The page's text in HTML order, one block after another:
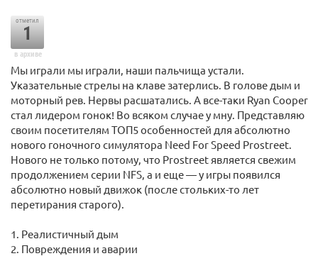
отметил
1
в архиве
Мы играли мы играли, наши пальчища устали.
Указательные стрелы на клаве затерлись. В голове дым и
моторный рев. Нервы расшатались. А все-таки Ryan Cooper
стал лидером гонок! Во всяком случае у мну. Представляю
своим посетителям ТОП5 особенностей для абсолютно
нового гоночного симулятора Need For Speed Prostreet.
Нового не только потому, что Prostreet является свежим
продолжением серии NFS, а и еще — у игры появился
абсолютно новый движок (после стольких-то лет
перетирания старого).
1. Реалистичный дым
2. Повреждения и аварии